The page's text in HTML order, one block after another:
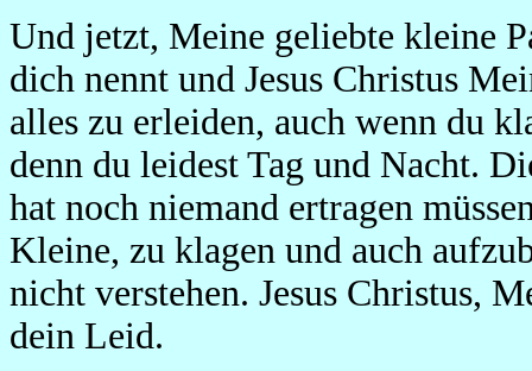
Und jetzt, Meine geliebte kleine
dich nennt und Jesus Christus
alles zu erleiden, auch wenn du
denn du leidest Tag und Nacht.
hat noch niemand ertragen
Kleine, zu klagen und auch
nicht verstehen. Jesus Christus,
dein Leid.